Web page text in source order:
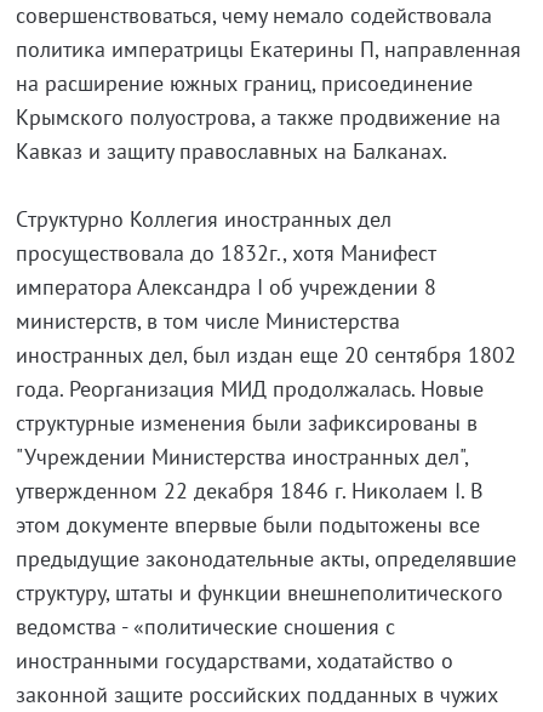
совершенствоваться, чему немало содействовала
политика императрицы Екатерины П, направленная
на расширение южных границ, присоединение
Крымского полуострова, а также продвижение на
Кавказ и защиту православных на Балканах.
Cтруктурно Коллегия иностранных дел
просуществовала до 1832г., хотя Манифест
императора Александра I об учреждении 8
министерств, в том числе Министерства
иностранных дел, был издан еще 20 сентября 1802
года. Реорганизация МИД продолжалась. Новые
структурные изменения были зафиксированы в
"Учреждении Министерства иностранных дел",
утвержденном 22 декабря 1846 г. Николаем I. В
этом документе впервые были подытожены все
предыдущие законодательные акты, определявшие
структуру, штаты и функции внешнеполитического
ведомства - «политические сношения с
иностранными государствами, ходатайство о
законной защите российских подданных в чужих